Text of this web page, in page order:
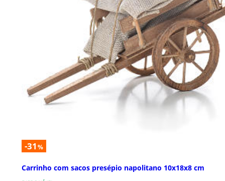
-31 %
Carrinho com sacos presépio napolitano 10x18x8 cm